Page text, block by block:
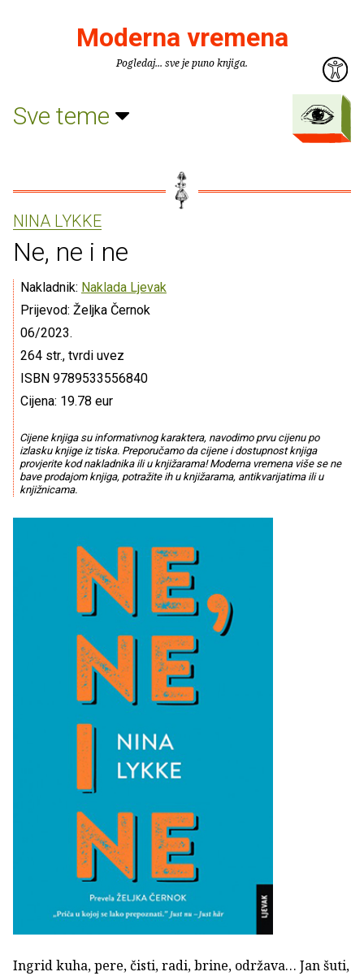
Moderna vremena
Pogledaj... sve je puno knjiga.
Sve teme
NINA LYKKE
Ne, ne i ne
Nakladnik: Naklada Ljevak
Prijevod: Željka Černok
06/2023.
264 str., tvrdi uvez
ISBN 9789533556840
Cijena: 19.78 eur
Cijene knjiga su informativnog karaktera, navodimo prvu cijenu po
izlasku knjige iz tiska. Preporučamo da cijene i dostupnost knjiga
provjerite kod nakladnika ili u knjižarama! Moderna vremena više se ne
bave prodajom knjiga, potražite ih u knjižarama, antikvarijatima ili u
knjižnicama.
Ingrid kuha, pere, čisti, radi, brine, održava… Jan šuti,